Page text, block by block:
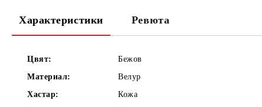
Характеристики Ревюта
Цвят:
Бежов
Материал:
Велур
Хастар:
Кожа